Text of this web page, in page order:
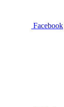
Facebook